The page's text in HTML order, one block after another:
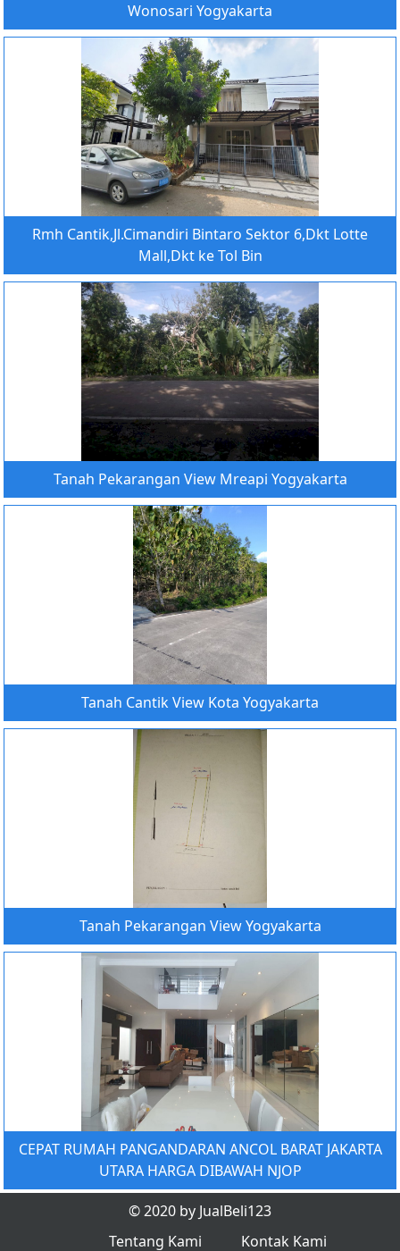
Wonosari Yogyakarta
Rmh Cantik,Jl.Cimandiri Bintaro Sektor 6,Dkt Lotte
Mall,Dkt ke Tol Bin
Tanah Pekarangan View Mreapi Yogyakarta
Tanah Cantik View Kota Yogyakarta
Tanah Pekarangan View Yogyakarta
CEPAT RUMAH PANGANDARAN ANCOL BARAT JAKARTA
UTARA HARGA DIBAWAH NJOP
© 2020 by JualBeli123
Tentang Kami
Kontak Kami